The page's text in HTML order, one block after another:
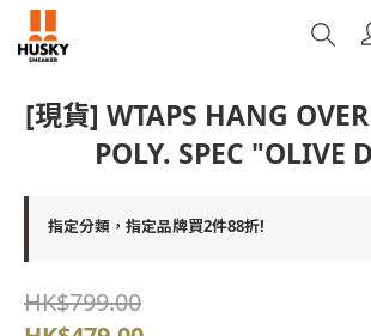
[現貨] WTAPS HANG
POLY. SPEC "OLIVE
指定分類，指定品牌買2件88折!
HK$799.00